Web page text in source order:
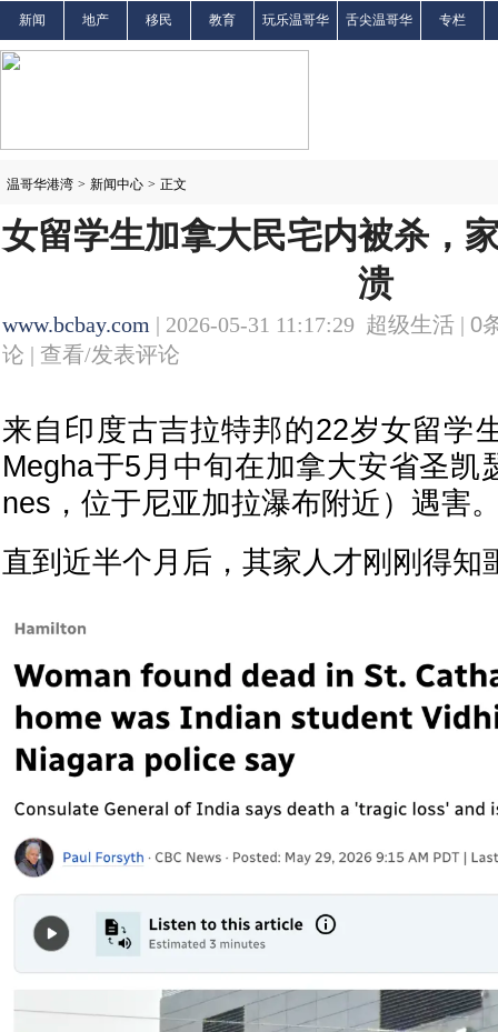
新闻 地产 移民 教育 玩乐温哥华 舌尖温哥华 专栏
温哥华港湾 > 新闻中心 > 正文
女留学生加拿大民宅内被杀，
溃
www.bcbay.com | 2026-05-31 11:17:29 超级生活 | 0
论 | 查看/发表评论
来自印度古吉拉特邦的22岁女留学
Megha于5月中旬在加拿大安省圣凯
nes，位于尼亚加拉瀑布附近）遇害
直到近半个月后，其家人才刚刚得知